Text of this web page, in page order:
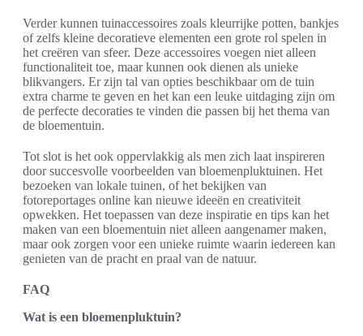
Verder kunnen tuinaccessoires zoals kleurrijke potten, bankjes
of zelfs kleine decoratieve elementen een grote rol spelen in
het creëren van sfeer. Deze accessoires voegen niet alleen
functionaliteit toe, maar kunnen ook dienen als unieke
blikvangers. Er zijn tal van opties beschikbaar om de tuin
extra charme te geven en het kan een leuke uitdaging zijn om
de perfecte decoraties te vinden die passen bij het thema van
de bloementuin.
Tot slot is het ook oppervlakkig als men zich laat inspireren
door succesvolle voorbeelden van bloemenpluktuinen. Het
bezoeken van lokale tuinen, of het bekijken van
fotoreportages online kan nieuwe ideeën en creativiteit
opwekken. Het toepassen van deze inspiratie en tips kan het
maken van een bloementuin niet alleen aangenamer maken,
maar ook zorgen voor een unieke ruimte waarin iedereen kan
genieten van de pracht en praal van de natuur.
FAQ
Wat is een bloemenpluktuin?